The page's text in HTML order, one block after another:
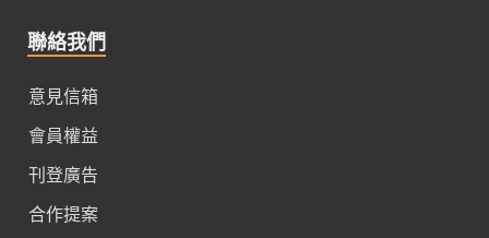
聯絡我們
意見信箱
會員權益
刊登廣告
合作提案